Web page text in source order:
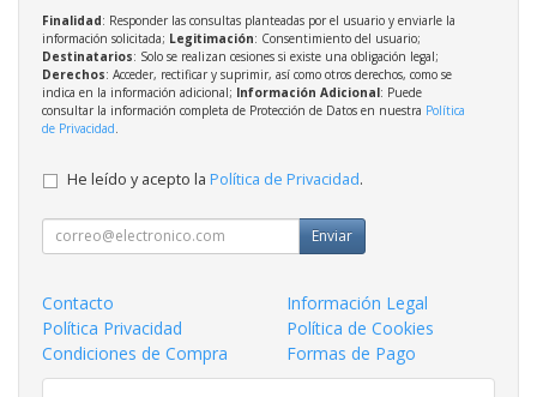
Finalidad: Responder las consultas planteadas por el usuario y enviarle la
información solicitada; Legitimación: Consentimiento del usuario;
Destinatarios: Solo se realizan cesiones si existe una obligación legal;
Derechos: Acceder, rectificar y suprimir, así como otros derechos, como se
indica en la información adicional; Información Adicional: Puede
consultar la información completa de Protección de Datos en nuestra Política
de Privacidad
He leído y acepto la Política de Privacidad.
Enviar
Contacto
Información Legal
Política Privacidad
Política de Cookies
Condiciones de Compra
Formas de Pago